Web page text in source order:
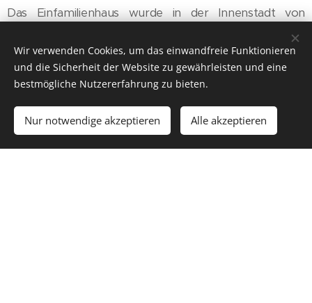
Das Einfamilienhaus wurde in der Innenstadt von
Bebauung wurde eine Brunnengründung mit
Plattenrost angefertigt. Als Wärmedämmung des
Bodens funktioniert das Glasschaumgranulat, das in
den Plattenrost verdichtet wurde. Da sich die
Wärmedämmung unter dem Montagebeton befindet,
ist ein weiterer Teil der Technologie, dass auf diese
Wir verwenden Cookies, um das einwandfreie Funktionieren
und die Sicherheit der Website zu gewährleisten und eine
bestmögliche Nutzererfahrung zu bieten.
Nur notwendige akzeptieren Alle akzeptieren